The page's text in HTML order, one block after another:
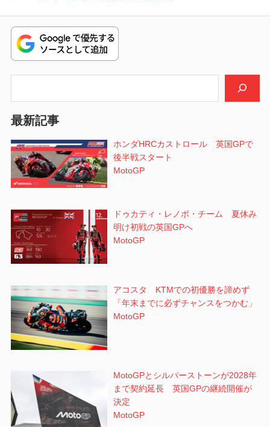
ビ
ゲ
ー
シ
ョ
ン
稿:
最新記事
ホンダHRCカストロール 英国GPで
後半戦スタート
MotoGP
ドゥカティ・レノボ・チーム 夏休み
明け初戦の英国GPへ
MotoGP
アコスタ KTMでの初優勝を諦めず
「年末までに必ずチャンスをつかむ」
MotoGP
MotoGPとシルバーストーンが2028年
まで契約延長 英国GPの継続開催が
決定
MotoGP